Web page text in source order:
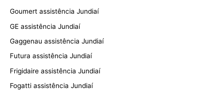
Goumert assistência Jundiaí
GE assistência Jundiaí
Gaggenau assistência Jundiaí
Futura assistência Jundiaí
Frigidaire assistência Jundiaí
Fogatti assistência Jundiaí